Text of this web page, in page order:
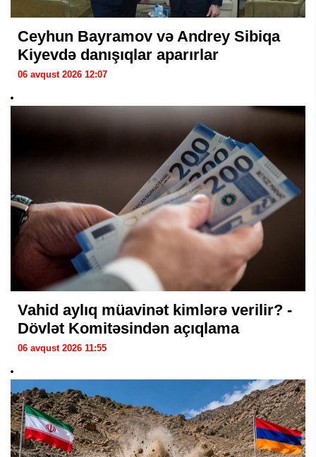
Ceyhun Bayramov və Andrey Sibiqa
Kiyevdə danışıqlar aparırlar
06 avqust 2026 12:07
Vahid aylıq müavinət kimlərə verilir? -
Dövlət Komitəsindən açıqlama
06 avqust 2026 11:55